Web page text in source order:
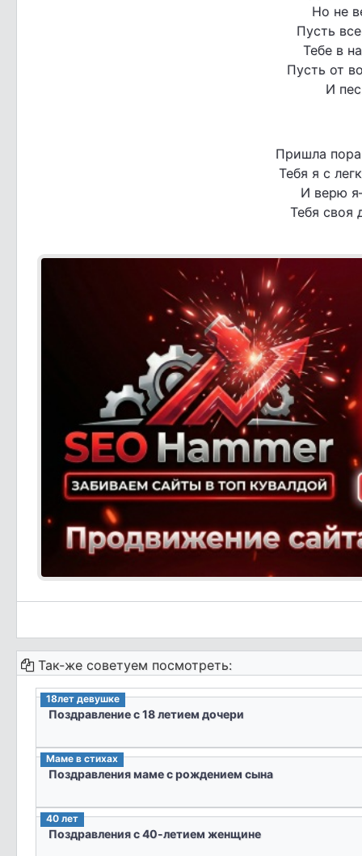
Но не
Пусть
Тебе в
Пусть от
И
Пришла
Тебя я с
И верю
Тебя своя
Так-же советуем посмотреть:
18лет девушке
Поздравление с 18 летием дочери
Маме в стихах
Поздравления маме с рождением сына
40 лет
Поздравления с 40-летием женщине